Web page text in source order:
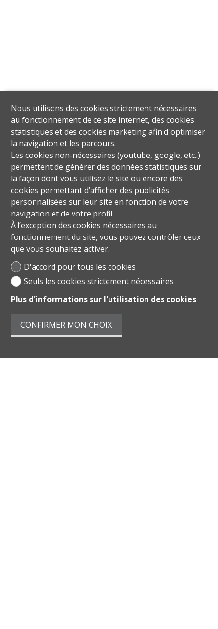
Nous utilisons des cookies strictement nécessaires
au fonctionnement de ce site internet, des cookies
statistiques et des cookies marketing afin d'optimiser
la navigation et les parcours.
Les cookies non-nécessaires (youtube, google, etc..)
permettent de générer des données statistiques sur
la façon dont vous utilisez le site ou encore des
cookies permettant d’afficher des publicités
personnalisées sur leur site en fonction de votre
navigation et de votre profil.
À l’exception des cookies nécessaires au
fonctionnement du site, vous pouvez contrôler ceux
que vous souhaitez activer.
D'accord pour tous les cookies
Seuls les cookies strictement nécessaires
Plus d'informations sur l'utilisation des cookies
CONFIRMER MON CHOIX